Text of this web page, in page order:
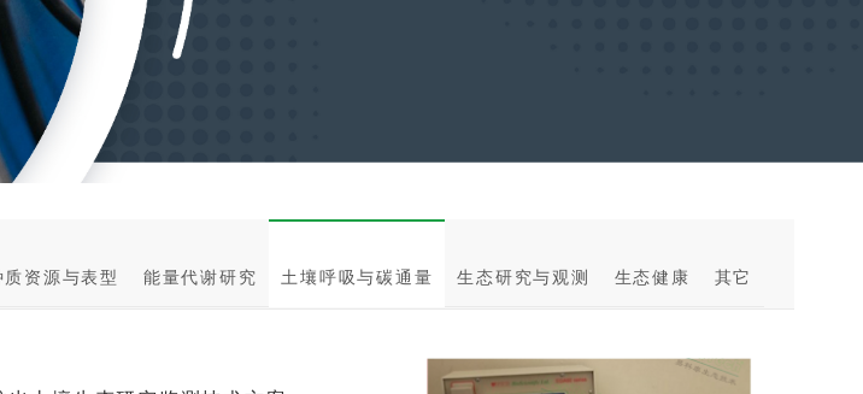
质资源与表型 能量代谢研究 土壤呼吸与碳通量 生态研究与观测 生态健康 其它